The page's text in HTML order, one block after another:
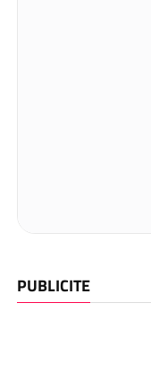
PUBLICITE